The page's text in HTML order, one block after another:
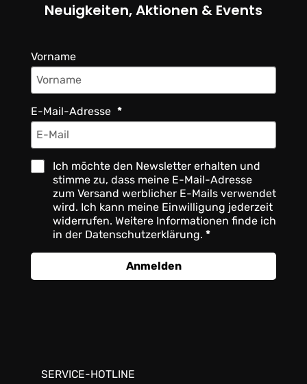
Neuigkeiten, Aktionen & Events
Vorname
E-Mail-Adresse
Ich möchte den Newsletter erhalten und
stimme zu, dass meine E-Mail-Adresse
zum Versand werblicher E-Mails verwendet
wird. Ich kann meine Einwilligung jederzeit
widerrufen. Weitere Informationen finde ich
in der Datenschutzerklärung.
Anmelden
SERVICE-HOTLINE